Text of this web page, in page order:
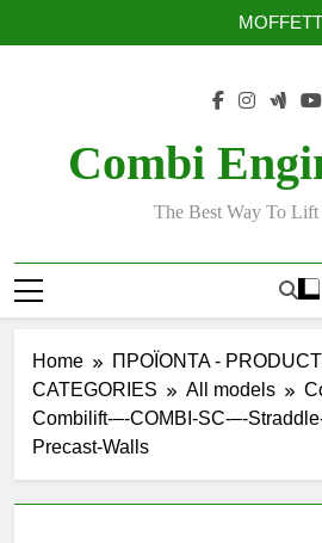
to
Ταινίες μεταφοράς προϊόντων
Έργο με μεταλλική
Combi
The Best Way To
Home
ΠΡΟΪΟΝΤΑ -
CATEGORIES
All models
Combilift-–-COMBI-SC-–-
Precast-Walls